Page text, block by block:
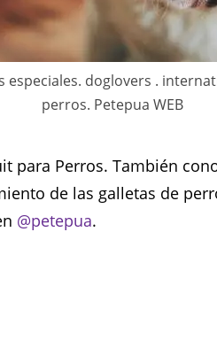
especiales. doglovers .
perros. Petepua WEB
para Perros. También
de las galletas de
@petepua.